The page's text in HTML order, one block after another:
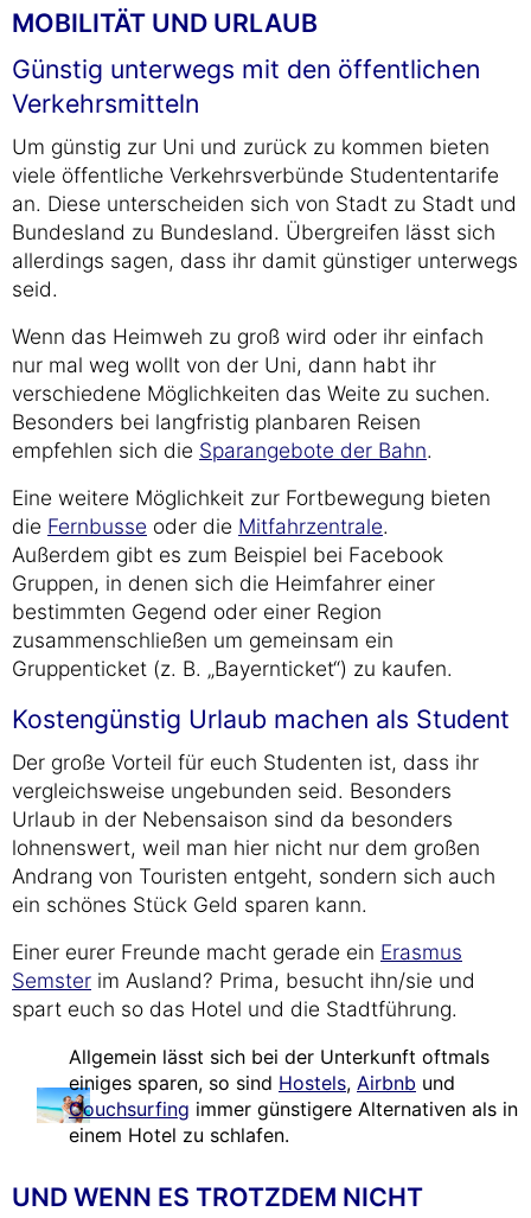
MOBILITÄT UND URLAUB
Günstig unterwegs mit den öffentlichen
Verkehrsmitteln
Um günstig zur Uni und zurück zu kommen bieten
viele öffentliche Verkehrsverbünde Studententarife
an. Diese unterscheiden sich von Stadt zu Stadt und
Bundesland zu Bundesland. Übergreifen lässt sich
allerdings sagen, dass ihr damit günstiger unterwegs
seid.
Wenn das Heimweh zu groß wird oder ihr einfach
nur mal weg wollt von der Uni, dann habt ihr
verschiedene Möglichkeiten das Weite zu suchen.
Besonders bei langfristig planbaren Reisen
empfehlen sich die Sparangebote der Bahn.
Eine weitere Möglichkeit zur Fortbewegung bieten
die Fernbusse oder die Mitfahrzentrale.
Außerdem gibt es zum Beispiel bei Facebook
Gruppen, in denen sich die Heimfahrer einer
bestimmten Gegend oder einer Region
zusammenschließen um gemeinsam ein
Gruppenticket (z. B. „Bayernticket“) zu kaufen.
Kostengünstig Urlaub machen als Student
Der große Vorteil für euch Studenten ist, dass ihr
vergleichsweise ungebunden seid. Besonders
Urlaub in der Nebensaison sind da besonders
lohnenswert, weil man hier nicht nur dem großen
Andrang von Touristen entgeht, sondern sich auch
ein schönes Stück Geld sparen kann.
Einer eurer Freunde macht gerade ein Erasmus
Semster im Ausland? Prima, besucht ihn/sie und
spart euch so das Hotel und die Stadtführung.
Allgemein lässt sich bei der Unterkunft oftmals
einiges sparen, so sind Hostels, Airbnb und
Couchsurfing immer günstigere Alternativen als in
einem Hotel zu schlafen.
UND WENN ES TROTZDEM NICHT